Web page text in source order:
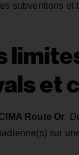
subventions et
et
Route Or.
sur